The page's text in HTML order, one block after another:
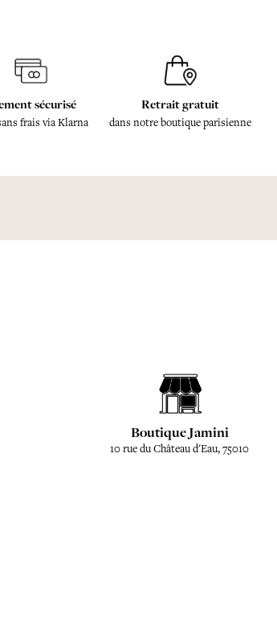
sécurisé
frais via Klarna
Retrait gratuit
dans notre boutique parisienne
Boutique Jamini
10 rue du Château d'Eau, 75010